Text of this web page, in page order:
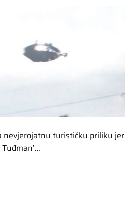
nevjerojatnu turističku priliku jer